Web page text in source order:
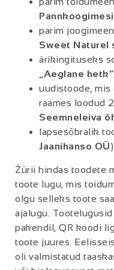
parim
Sweet Naturel
ärikingituseks
„Aeglane
uudistoode,
raames loodud
Seemneleiva
lapsesõbralik
Jaanihanso OÜ)
Žürii hindas toodete
toote lugu, mis
olgu selleks toote
ajalugu.
pakendil, QR koodi
toote juures.
oli valmistatud